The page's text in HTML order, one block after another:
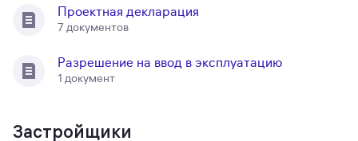
Проектная декларация
7 документов
Разрешение на ввод в эксплуатацию
1 документ
Застройщики